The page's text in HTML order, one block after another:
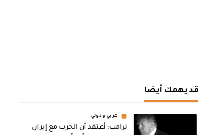
قد يهمك أيضا
عربي ودولي
‏ترامب: أعتقد أن الحرب مع إيران